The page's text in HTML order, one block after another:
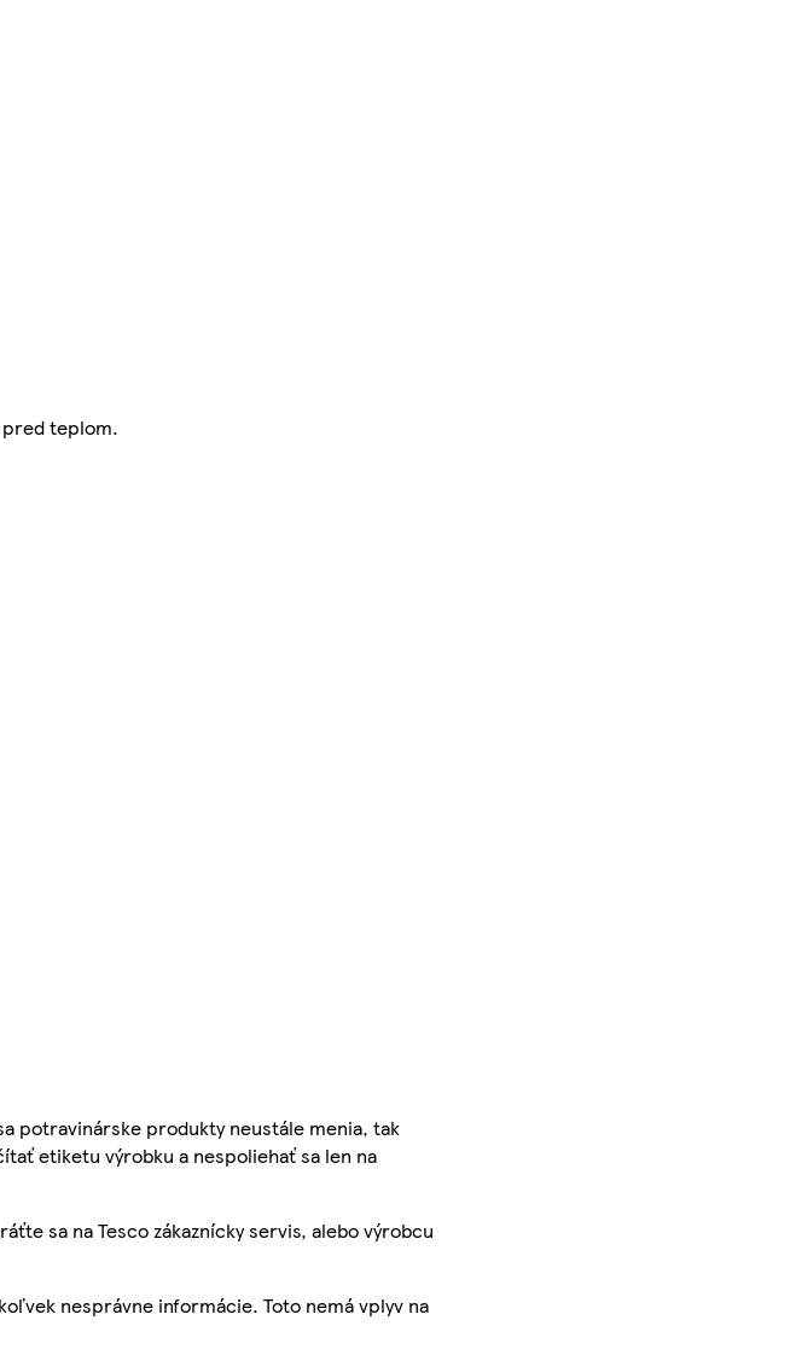
pred teplom.
potravinárske produkty neustále menia, tak
etiketu výrobku a nespoliehať sa len na
sa na Tesco zákaznícky servis, alebo výrobcu
nesprávne informácie. Toto nemá vplyv na